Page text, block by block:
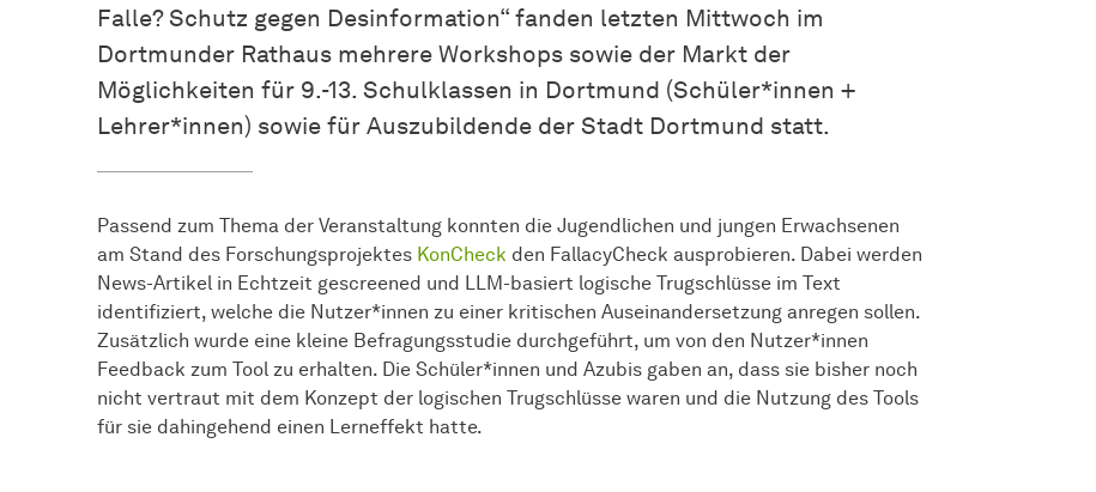
Falle? Schutz gegen Desinformation“ fanden letzten Mittwoch im
Dortmunder Rathaus mehrere Workshops sowie der Markt der
Möglichkeiten für 9.-13. Schulklassen in Dortmund (Schüler*innen +
Lehrer*innen) sowie für Auszubildende der Stadt Dortmund statt.
Passend zum Thema der Veranstaltung konnten die Jugendlichen und jungen Erwachsenen
am Stand des Forschungsprojektes KonCheck den FallacyCheck ausprobieren. Dabei werden
News-Artikel in Echtzeit gescreened und LLM-basiert logische Trugschlüsse im Text
identifiziert, welche die Nutzer*innen zu einer kritischen Auseinandersetzung anregen sollen.
Zusätzlich wurde eine kleine Befragungsstudie durchgeführt, um von den Nutzer*innen
Feedback zum Tool zu erhalten. Die Schüler*innen und Azubis gaben an, dass sie bisher noch
nicht vertraut mit dem Konzept der logischen Trugschlüsse waren und die Nutzung des Tools
für sie dahingehend einen Lerneffekt hatte.